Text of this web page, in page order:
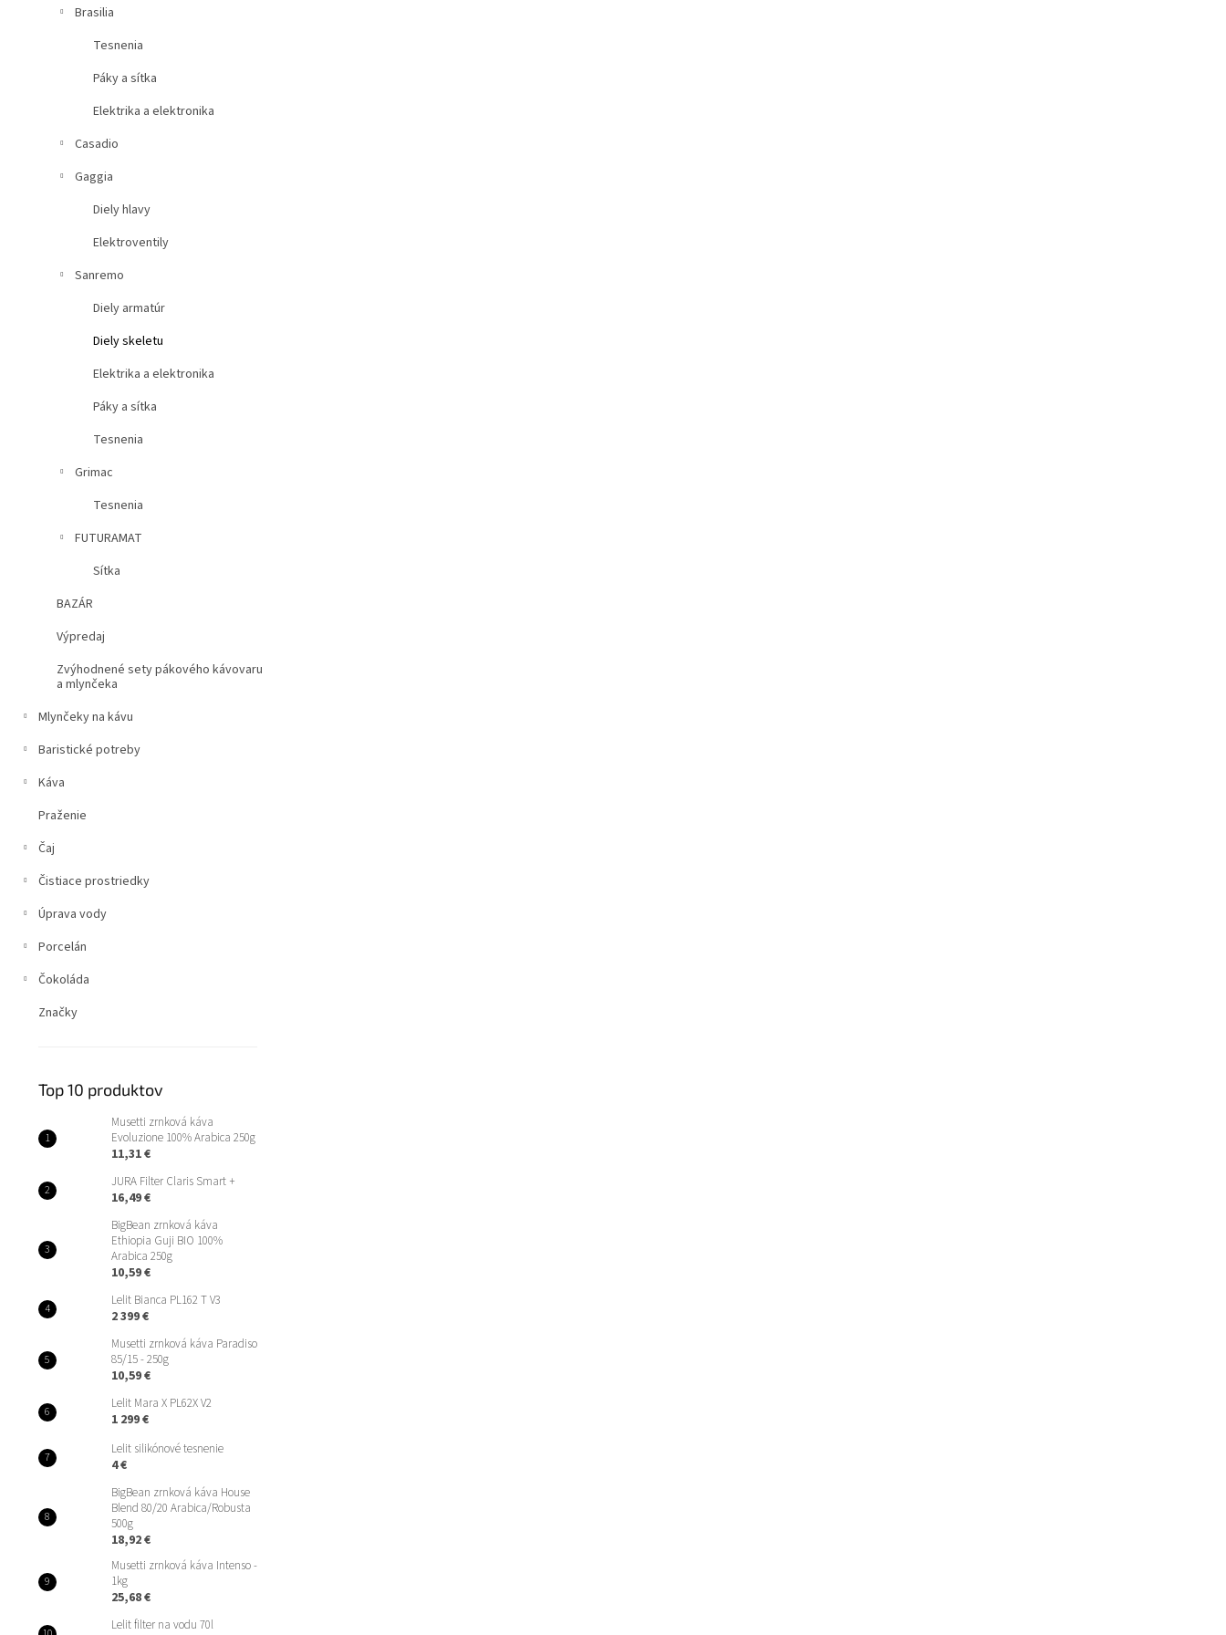
Brasilia
Tesnenia
Páky a sítka
Elektrika a elektronika
Casadio
Gaggia
Diely hlavy
Elektroventily
Sanremo
Diely armatúr
Diely skeletu
Elektrika a elektronika
Páky a sítka
Tesnenia
Grimac
Tesnenia
FUTURAMAT
Sítka
BAZÁR
Výpredaj
Zvýhodnené sety pákového kávovaru
a mlynčeka
Mlynčeky na kávu
Baristické potreby
Káva
Praženie
Čaj
Čistiace prostriedky
Úprava vody
Porcelán
Čokoláda
Značky
Top 10 produktov
Musetti zrnková káva
Evoluzione 100% Arabica 250g
11,31 €
JURA Filter Claris Smart +
16,49 €
BigBean zrnková káva
Ethiopia Guji BIO 100%
Arabica 250g
10,59 €
Lelit Bianca PL162 T V3
2 399 €
Musetti zrnková káva Paradiso
85/15 - 250g
10,59 €
Lelit Mara X PL62X V2
1 299 €
Lelit silikónové tesnenie
4 €
BigBean zrnková káva House
Blend 80/20 Arabica/Robusta
500g
18,92 €
Musetti zrnková káva Intenso -
1kg
25,68 €
Lelit filter na vodu 70l